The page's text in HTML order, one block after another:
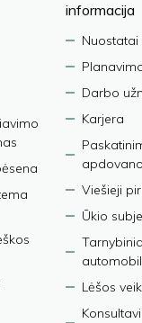
informacija
Nuostatai
Darbo
Karjera
Viešieji
Ūkio
Lėšos